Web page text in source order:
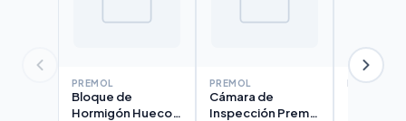
PREMOL
Bloque de
Hormigón Hueco
PREMOL
Cámara de
Inspección Premol
PREMOL